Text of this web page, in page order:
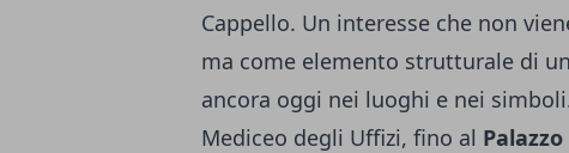
Cappello. Un interesse che non
ma come elemento strutturale di
ancora oggi nei luoghi e nei
Mediceo degli Uffizi, fino al